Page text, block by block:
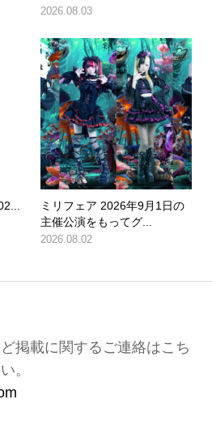
2026.08.03
ミリフェア 2026年9月1日の
主催公演をもってグ...
2026.08.02
掲載に関するご連絡はこち
。